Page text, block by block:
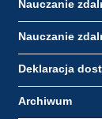
Nauczanie
Nauczanie
Deklaracja
Archiwum